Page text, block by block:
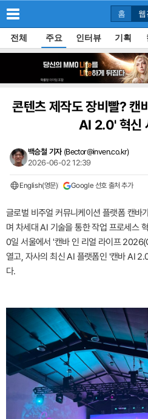
홈 웹
전체 주요 인터뷰 기획
콘텐츠 제작도 장비빨? 캔
AI 2.0' 혁신
백승철 기자 (Bector@inven.co.kr)
2026-06-02 12:39
English(영문) Google 선호 출처 추가
글로벌 비주얼 커뮤니케이션 플랫폼 캔바
며 차세대 AI 기술을 통한 작업 프로세스
0일 서울에서 '캔바 인 리얼 라이프
열고, 자사의 최신 AI 플랫폼인 '캔바 AI
다.